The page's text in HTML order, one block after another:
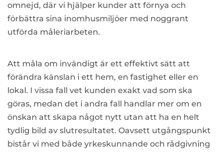
omnejd, där vi hjälper kunder att förnya och
förbättra sina inomhusmiljöer med noggrant
utförda måleriarbeten.
Att måla om invändigt är ett effektivt sätt att
förändra känslan i ett hem, en fastighet eller en
lokal. I vissa fall vet kunden exakt vad som ska
göras, medan det i andra fall handlar mer om en
önskan att skapa något nytt utan att ha en helt
tydlig bild av slutresultatet. Oavsett utgångspunkt
bistår vi med både yrkeskunnande och rådgivning